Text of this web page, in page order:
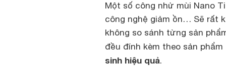
Một số công nhử mùi Nano
công nghệ giảm ồn… Sẽ rất
không so sánh từng sản
đều đính kèm theo sản phẩm
sinh hiệu quả.